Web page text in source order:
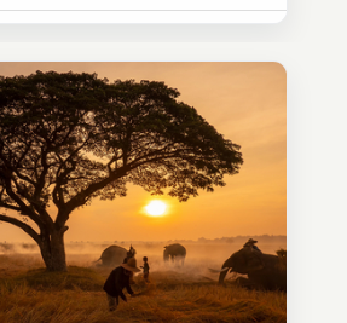
dos y ganas de hacer algo
tu pareja. No tiene por
grandioso, pero sí algo